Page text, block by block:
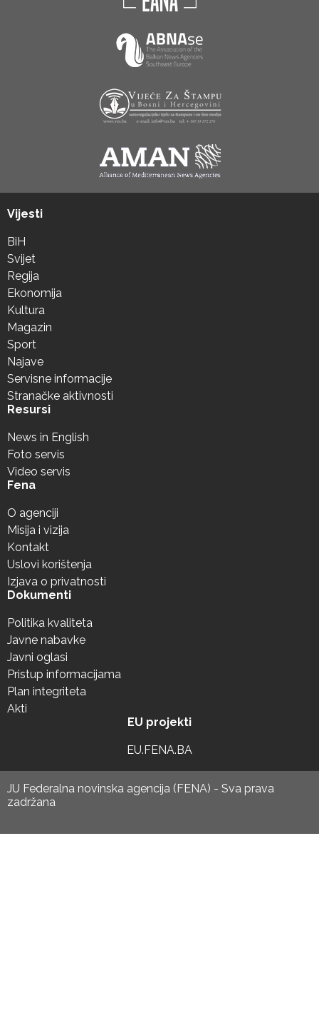
Vijesti
BiH
Svijet
Regija
Ekonomija
Kultura
Magazin
Sport
Najave
Servisne informacije
Stranačke aktivnosti
Resursi
News in English
Foto servis
Video servis
Fena
O agenciji
Misija i vizija
Kontakt
Uslovi korištenja
Izjava o privatnosti
Dokumenti
Politika kvaliteta
Javne nabavke
Javni oglasi
Pristup informacijama
Plan integriteta
Akti
EU projekti
EU.FENA.BA
JU Federalna novinska agencija (FENA) - Sva prava
zadržana